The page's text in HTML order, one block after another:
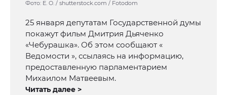
Фото: E. O. / shutterstock.com / Fotodom
25 января депутатам Государственной думы
покажут фильм Дмитрия Дьяченко
«Чебурашка». Об этом сообщают «
Ведомости », ссылаясь на информацию,
предоставленную парламентарием
Михаилом Матвеевым.
Читать далее >